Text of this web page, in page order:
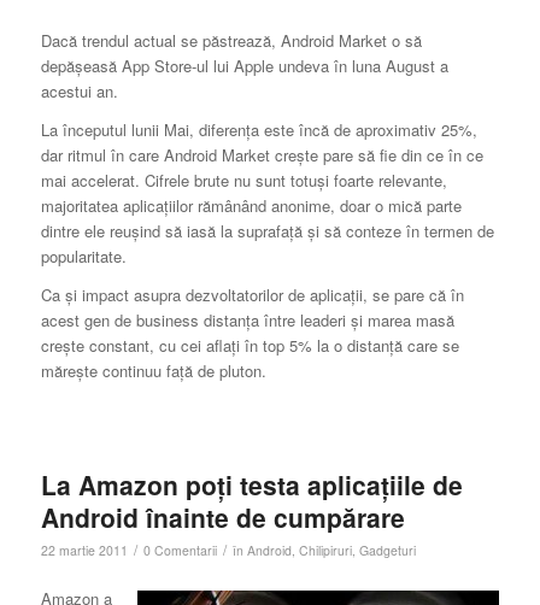
Dacă trendul actual se păstrează, Android Market o să
depăşeasă App Store-ul lui Apple undeva în luna August a
acestui an.
La începutul lunii Mai, diferenţa este încă de aproximativ 25%,
dar ritmul în care Android Market creşte pare să fie din ce în ce
mai accelerat. Cifrele brute nu sunt totuşi foarte relevante,
majoritatea aplicaţiilor rămânând anonime, doar o mică parte
dintre ele reuşind să iasă la suprafaţă şi să conteze în termen de
popularitate.
Ca şi impact asupra dezvoltatorilor de aplicaţii, se pare că în
acest gen de business distanţa între leaderi şi marea masă
creşte constant, cu cei aflaţi în top 5% la o distanţă care se
măreşte continuu faţă de pluton.
La Amazon poţi testa aplicaţiile de
Android înainte de cumpărare
22 martie 2011 / 0 Comentarii / în Android, Chilipiruri, Gadgeturi
Amazon a